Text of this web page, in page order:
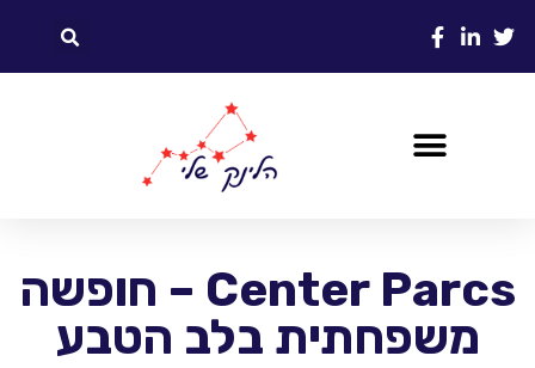
Center Parcs – חופשה
משפחתית בלב הטבע